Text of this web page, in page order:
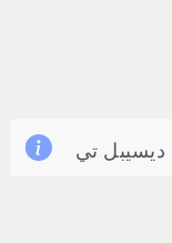
ديسيبل تي